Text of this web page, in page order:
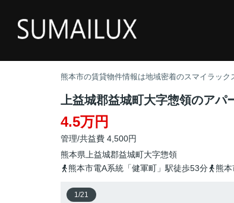
熊本市の賃貸物件情報は地域密着のスマイラック
上益城郡益城町大字惣領のアパ
4.5万円
管理/共益費 4,500円
熊本県 上益城郡益城町大字惣領
熊本市電A系統「健軍町」駅徒歩53分
熊本
1/21